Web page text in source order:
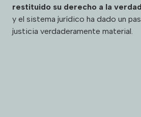
restituido su derecho a la
y el sistema jurídico ha dado un
justicia verdaderamente material.